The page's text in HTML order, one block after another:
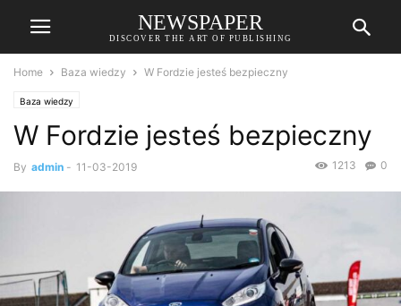
NEWSPAPER
DISCOVER THE ART OF PUBLISHING
Home Baza wiedzy W Fordzie jesteś bezpieczny
Baza wiedzy
W Fordzie jesteś bezpieczny
By admin - 11-03-2019 0
1213